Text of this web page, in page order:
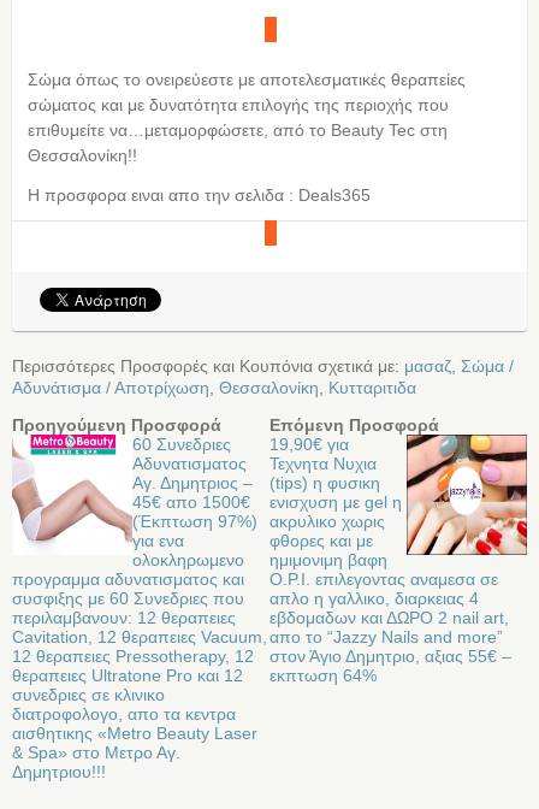
Σώμα όπως το ονειρεύεστε με αποτελεσματικές θεραπείες
σώματος και με δυνατότητα επιλογής της περιοχής που
επιθυμείτε να…μεταμορφώσετε, από το Βeauty Tec στη
Θεσσαλονίκη!!
Η προσφορα ειναι απο την σελιδα : Deals365
Περισσότερες Προσφορές και Κουπόνια σχετικά με: μασαζ Σώμα /
Αδυνάτισμα / Αποτρίχωση Θεσσαλονίκη
Κυτταριτιδα
Προηγούμενη Προσφορά
60 Συνεδριες
Aδυνατισματος
Αγ. Δημητριος –
45€ απο 1500€
(Έκπτωση 97%)
για ενα
ολοκληρωμενο
προγραμμα αδυνατισματος και
συσφιξης με 60 Συνεδριες που
περιλαμβανουν: 12 θεραπειες
Cavitation, 12 θεραπειες Vacuum,
12 θεραπειες Pressotherapy, 12
θεραπειες Ultratone Pro και 12
συνεδριες σε κλινικο
διατροφολογο, απο τα κεντρα
αισθητικης «Metro Beauty Laser
& Spa» στο Μετρο Αγ.
Δημητριου!!!
Επόμενη Προσφορά
19,90€ για
Τεχνητα Νυχια
(tips) η φυσικη
ενισχυση με gel η
ακρυλικο χωρις
φθορες και με
ημιμονιμη βαφη
O.P.I. επιλεγοντας αναμεσα σε
απλο η γαλλικο, διαρκειας 4
εβδομαδων και ΔΩΡΟ 2 nail art,
απο το “Jazzy Nails and more”
στον Άγιο Δημητριο, αξιας 55€ –
εκπτωση 64%